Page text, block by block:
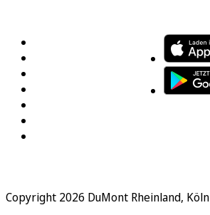
Copyright 2026 DuMont Rheinland, Köln